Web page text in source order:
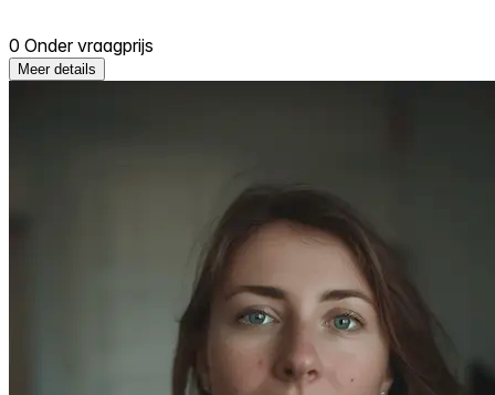
0 Onder vraagprijs
Meer details